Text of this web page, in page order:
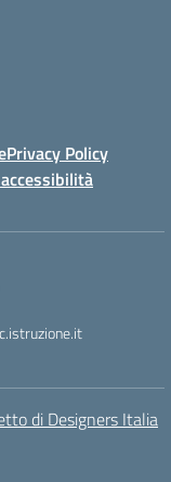
Privacy Policy
di Designers Italia